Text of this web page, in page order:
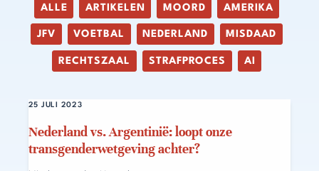
ALLE ARTIKELEN MOORD AMERIKA
JFV VOETBAL NEDERLAND MISDAAD
RECHTSZAAL STRAFPROCES AI
Nederland vs. Argentinië: loopt onze
transgenderwetgeving achter?
25 JULI 2023